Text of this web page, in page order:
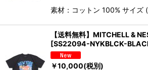
素材：コットン 100% サイ
【送料無料】MITCHELL &
[SS22094-NYKBLCK-
￥10,000(税別)